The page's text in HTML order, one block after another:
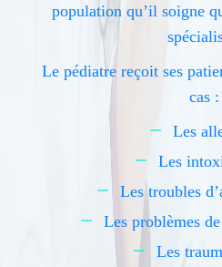
population qu’il soigne
Le pédiatre reçoit ses
cas :
Les
Les
Les troubles
Les problèmes
Les